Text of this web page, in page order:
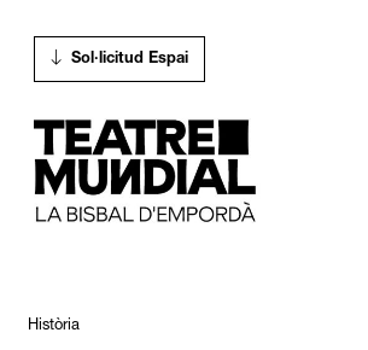
Sol·licitud Espai
Història